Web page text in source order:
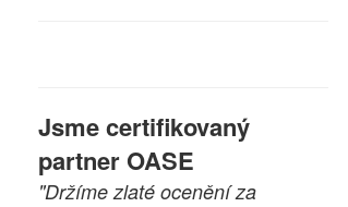
Jsme certifikovaný
partner OASE
"Držíme zlaté ocenění za